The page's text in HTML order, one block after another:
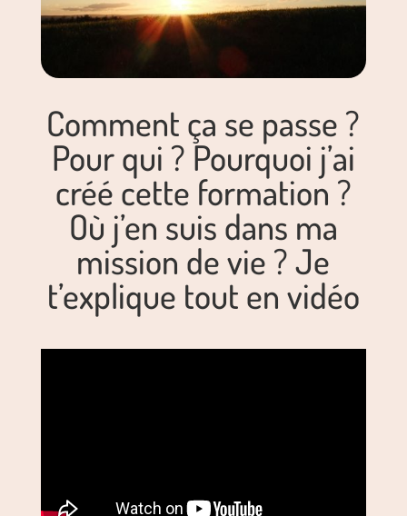
Comment ça se passe ?
Pour qui ? Pourquoi j’ai
créé cette formation ?
Où j’en suis dans ma
mission de vie ? Je
t’explique tout en vidéo